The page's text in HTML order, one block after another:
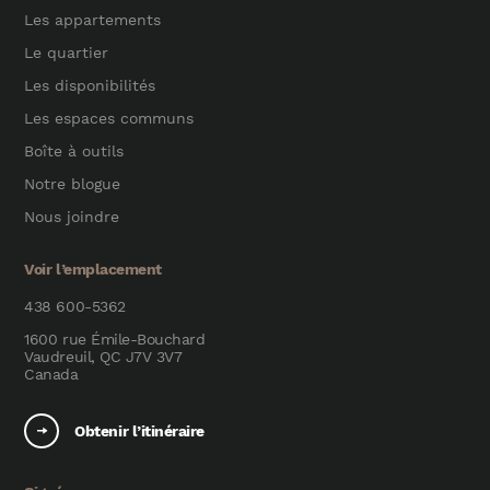
Les appartements
Le quartier
Les disponibilités
Les espaces communs
Boîte à outils
Notre blogue
Nous joindre
Voir l’emplacement
438 600-5362
1600 rue Émile-Bouchard
Vaudreuil, QC J7V 3V7
Canada
Obtenir l’itinéraire